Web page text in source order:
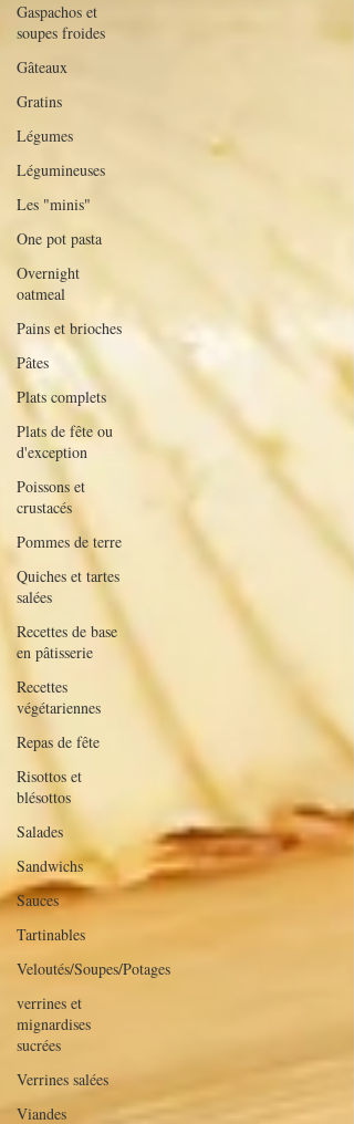
Gaspachos et
soupes froides
Gâteaux
Gratins
Légumes
Légumineuses
Les "minis"
One pot pasta
Overnight
oatmeal
Pains et brioches
Pâtes
Plats complets
Plats de fête ou
d'exception
Poissons et
crustacés
Pommes de terre
Quiches et tartes
salées
Recettes de base
en pâtisserie
Recettes
végétariennes
Repas de fête
Risottos et
blésottos
Salades
Sandwichs
Sauces
Tartinables
Veloutés/Soupes/Potages
verrines et
mignardises
sucrées
Verrines salées
Viandes